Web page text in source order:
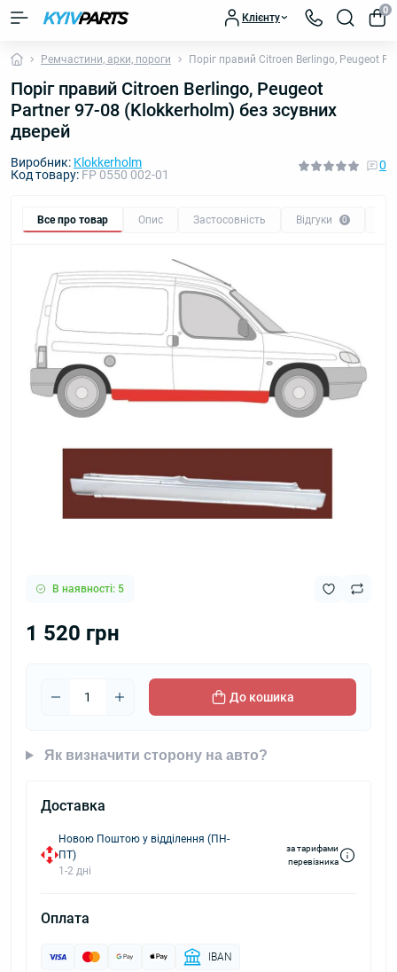
Клієнту
0
Ремчастини, арки, пороги Поріг правий Citroen Berlingo, Peugeot
Поріг правий Citroen Berlingo, Peugeot
Partner 97-08 (Klokkerholm) без зсувних
дверей
Виробник: Klokkerholm
Код товару: FP 0550 002-01
0
Все про товар Опис Застосовність Відгуки 0
В наявності: 5
1 520 грн
До кошика
Як визначити сторону на авто?
Доставка
Новою Поштою у відділення (ПН-
ПТ)
1-2 дні
за тарифами
перевізника
Оплата
IBAN